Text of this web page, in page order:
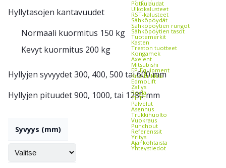
Potkulaudat
Ulkokalusteet
RST-kalusteet
Sähköpöydät
Sähköpöytien rungot
Sähköpöytien tasot
Tuotemerkit
Kasten
Treston tuotteet
Kongamek
Axelent
Mitsubishi
EP-Equipment
Kito Erikkilä
EdmoLift
Zallys
Rocla
THTT
Palvelut
Asennus
Trukkihuolto
Vuokraus
Punchout
Referenssit
Yritys
Ajankohtaista
Yhteystiedot
Hyllytasojen kantavuudet
Normaali kuormitus 150 kg
Kevyt kuormitus 200 kg
Hyllyjen syvyydet 300, 400, 500 tai 600 mm
Hyllyjen pituudet 900, 1000, tai 1280 mm
Syvyys (mm)